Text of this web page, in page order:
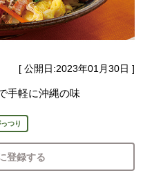
[ 公開日:2023年01月30日 ]
手軽に沖縄の味
つり
登録する